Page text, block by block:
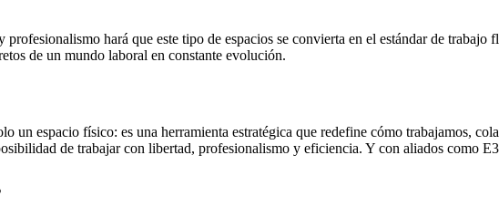
hará que este tipo de espacios se convierta en el estándar de
de un mundo laboral en constante evolución.
un espacio físico: es una herramienta estratégica que redefine cómo trabajamos,
de trabajar con libertad, profesionalismo y eficiencia. Y con aliados como